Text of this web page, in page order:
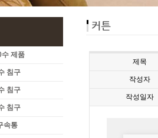
제품
침구
침구
침구
속통
제목
작성자
작성일자